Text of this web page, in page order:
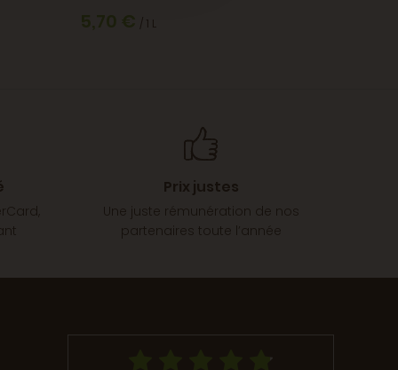
5,70 € / 1 L
Prix justes
Une juste rémunération de nos
partenaires toute l’année